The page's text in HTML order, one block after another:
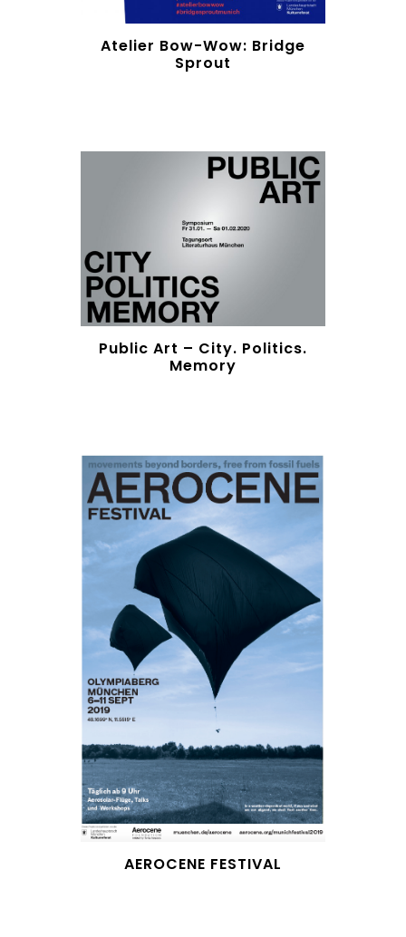
Atelier Bow-Wow: Bridge
Sprout
Public Art – City. Politics.
Memory
AEROCENE FESTIVAL